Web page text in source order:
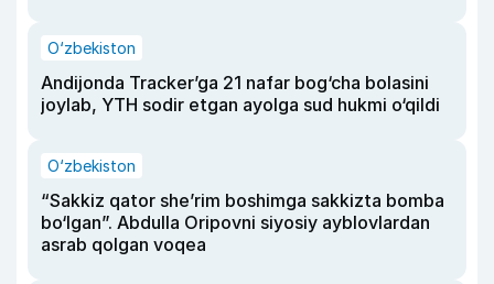
O‘zbekiston
Andijonda Tracker’ga 21 nafar bog‘cha bolasini
joylab, YTH sodir etgan ayolga sud hukmi o‘qildi
O‘zbekiston
“Sakkiz qator she’rim boshimga sakkizta bomba
bo‘lgan”. Abdulla Oripovni siyosiy ayblovlardan
asrab qolgan voqea